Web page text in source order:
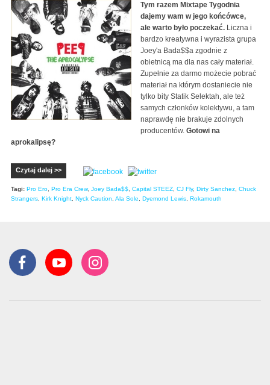
Tym razem Mixtape Tygodnia
dajemy wam w jego końcówce,
ale warto było poczekać. Liczna i
bardzo kreatywna i wyrazista grupa
Joey'a Bada$$a zgodnie z
obietnicą ma dla nas cały materiał.
Zupełnie za darmo możecie pobrać
materiał na którym dostaniecie nie
tylko bity Statik Selektah, ale też
samych członków kolektywu, a tam
naprawdę nie brakuje zdolnych
producentów. Gotowi na
aprokalipsę?
Czytaj dalej >>
Tagi: Pro Ero, Pro Era Crew, Joey Bada$$, Capital STEEZ, CJ Fly, Dirty Sanchez, Chuck
Strangers, Kirk Knight, Nyck Caution, Ala Sole, Dyemond Lewis, Rokamouth